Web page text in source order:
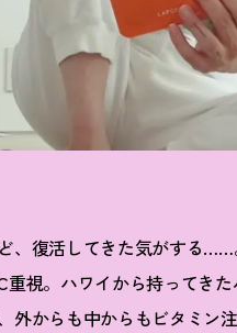
、復活してきた気がする
視。ハワイから持ってき
外からも中からもビタミン